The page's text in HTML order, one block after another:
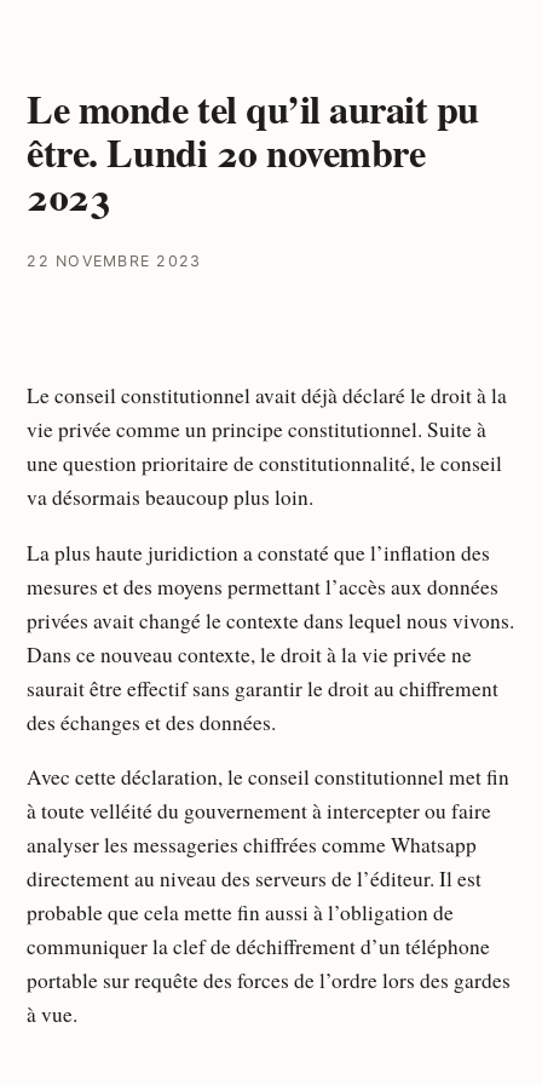
Le monde tel qu’il aurait pu
être. Lundi 20 novembre
2023
22 NOVEMBRE 2023
Le conseil constitutionnel avait déjà déclaré le droit à la
vie privée comme un principe constitutionnel. Suite à
une question prioritaire de constitutionnalité, le conseil
va désormais beaucoup plus loin.
La plus haute juridiction a constaté que l’inflation des
mesures et des moyens permettant l’accès aux données
privées avait changé le contexte dans lequel nous vivons.
Dans ce nouveau contexte, le droit à la vie privée ne
saurait être effectif sans garantir le droit au chiffrement
des échanges et des données.
Avec cette déclaration, le conseil constitutionnel met fin
à toute velléité du gouvernement à intercepter ou faire
analyser les messageries chiffrées comme Whatsapp
directement au niveau des serveurs de l’éditeur. Il est
probable que cela mette fin aussi à l’obligation de
communiquer la clef de déchiffrement d’un téléphone
portable sur requête des forces de l’ordre lors des gardes
à vue.